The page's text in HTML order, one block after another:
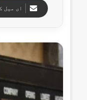
ای میل